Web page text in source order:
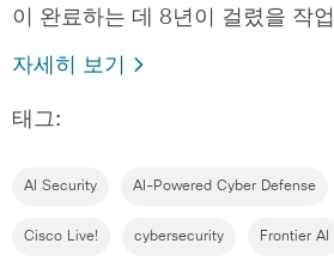
이 완료하는 데 8년이 걸렸을 작
자세히 보기
태그:
AI Security AI-Powered Cyber Defense
Cisco Live! cybersecurity Frontier AI